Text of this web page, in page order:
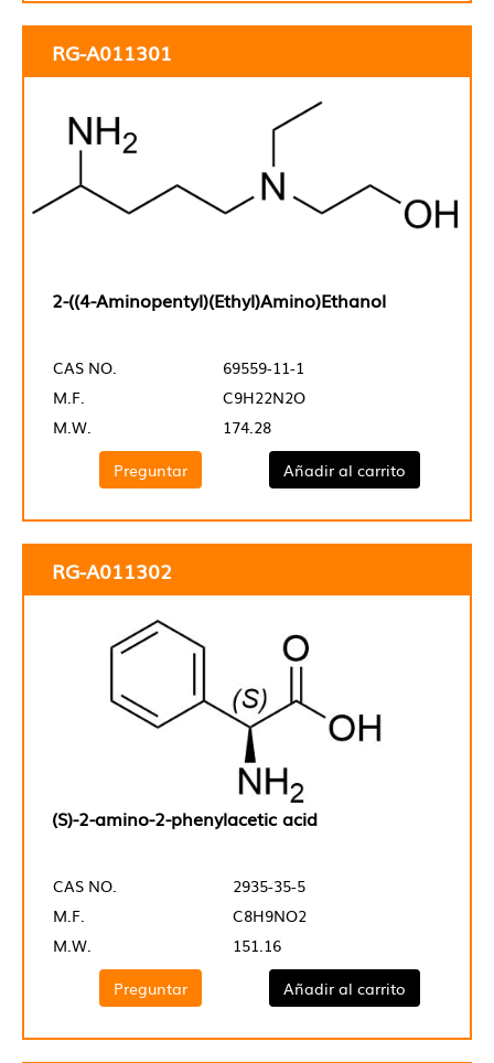
RG-A011301
2-((4-Aminopentyl)(Ethyl)Amino)Ethanol
CAS NO.
69559-11-1
M.F.
C9H22N2O
M.W.
174.28
Preguntar
Añadir al carrito
RG-A011302
(S)-2-amino-2-phenylacetic acid
CAS NO.
2935-35-5
M.F.
C8H9NO2
M.W.
151.16
Preguntar
Añadir al carrito